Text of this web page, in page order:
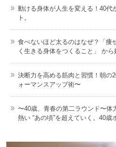
動ける身体が人生を変える！40代
ト。
食べないほど太るのはなぜ？「痩
く生きる身体をつくること」 から
決断力を高める筋肉と習慣！朝の
ォーマンスアップ術〜
〜40歳、青春の第二ラウンド〜体
熱い “あの頃”を超えていく。40歳